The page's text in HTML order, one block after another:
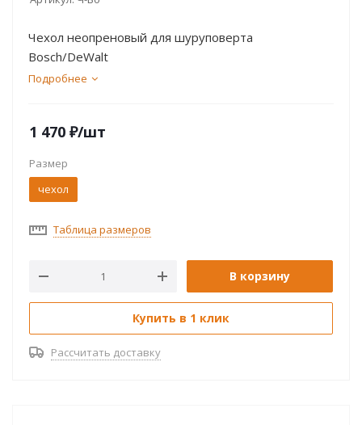
Чехол неопреновый для шуруповерта
Bosch/DeWalt
Подробнее
1 470 ₽/шт
Размер
чехол
Таблица размеров
В корзину
Купить в 1 клик
Рассчитать доставку